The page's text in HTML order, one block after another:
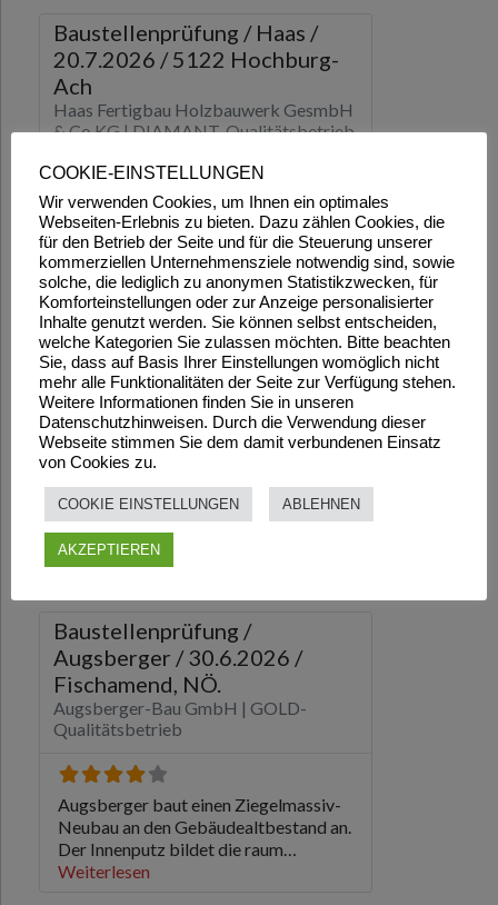
COOKIE-EINSTELLUNGEN
Wir verwenden Cookies, um Ihnen ein optimales
Webseiten-Erlebnis zu bieten. Dazu zählen Cookies, die
für den Betrieb der Seite und für die Steuerung unserer
kommerziellen Unternehmensziele notwendig sind, sowie
solche, die lediglich zu anonymen Statistikzwecken, für
Komforteinstellungen oder zur Anzeige personalisierter
Inhalte genutzt werden. Sie können selbst entscheiden,
welche Kategorien Sie zulassen möchten. Bitte beachten
Sie, dass auf Basis Ihrer Einstellungen womöglich nicht
mehr alle Funktionalitäten der Seite zur Verfügung stehen.
Weitere Informationen finden Sie in unseren
Datenschutzhinweisen. Durch die Verwendung dieser
Webseite stimmen Sie dem damit verbundenen Einsatz
von Cookies zu.
COOKIE EINSTELLUNGEN ABLEHNEN
AKZEPTIEREN